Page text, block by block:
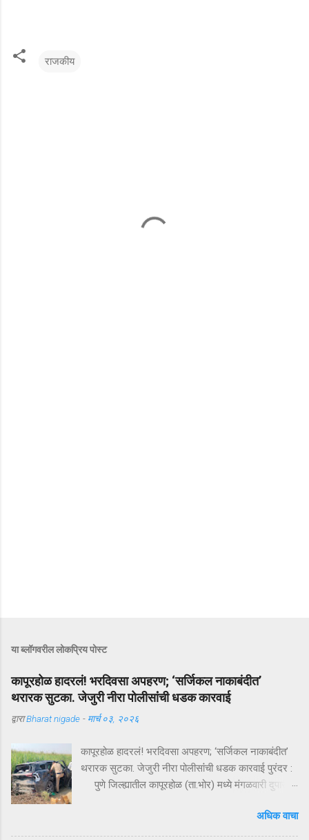
राजकीय
या ब्लॉगवरील लोकप्रिय पोस्ट
कापूरहोळ हादरलं! भरदिवसा अपहरण; ‘सर्जिकल नाकाबंदीत’
थरारक सुटका. जेजुरी नीरा पोलीसांंची धडक कारवाई
द्वाराBharat nigade - मार्च ०३, २०२६
कापूरहोळ हादरलं! भरदिवसा अपहरण; ‘सर्जिकल नाकाबंदीत’
थरारक सुटका. जेजुरी नीरा पोलीसांंची धडक कारवाई पुरंदर :
पुणे जिल्ह्यातील कापूरहोळ (ता.भोर) मध्ये मंगळवारी दुपारी
अक्षरशः हादरवून सोडलं. एका नामांकित व्यापाऱ्याच्या १८ वर्षीय
मुलाला भरदिवसा काळ्या XUVमधून जबरदस्तीने उचलून
अधिक वाचा